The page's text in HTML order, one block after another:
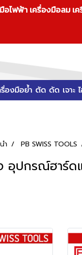
ไฟฟ้า เครื่องมือลม
รื่องมือย้ำ ตัด ดัด เจาะ
ำ PB SWISS TOOLS
อุปกรณ์ฮาร์